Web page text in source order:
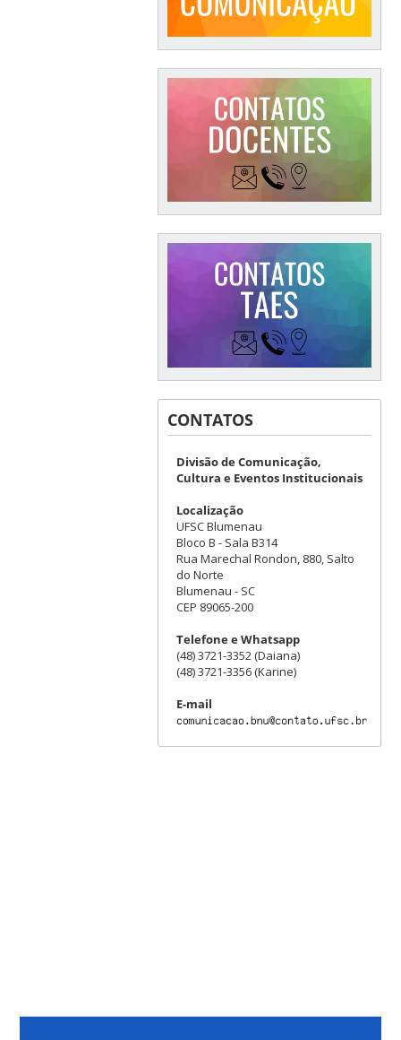
CONTATOS
Divisão de Comunicação,
Cultura e Eventos Institucionais
Localização
UFSC Blumenau
Bloco B - Sala B314
Rua Marechal Rondon, 880, Salto
do Norte
Blumenau - SC
CEP 89065-200
Telefone e Whatsapp
(48) 3721-3352 (Daiana)
(48) 3721-3356 (Karine)
E-mail